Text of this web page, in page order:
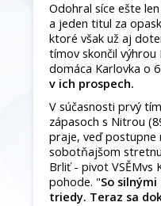
Odohral síce ešte
a jeden titul za
ktoré však už aj
tímov skončil výhrou
domáca Karlovka o
v ich prospech.
V súčasnosti prvý
zápasoch s Nitrou
praje, veď postupne
sobotňajšom
Brliť - pivot VSĚMvs
pohode. "So
triedy. Teraz sa